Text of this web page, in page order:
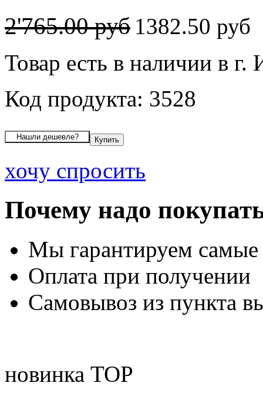
2'765.00 руб 1382.50 руб
Товар есть в наличии в г.
Код продукта: 3528
хочу спросить
Почему надо
Мы гарантируем
Оплата при получении
Самовывоз из пункта
новинка TOP